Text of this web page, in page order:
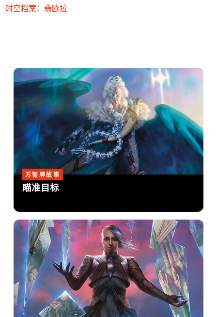
时空档案：翡欧拉
万智牌故事
瞄准目标